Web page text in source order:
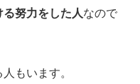
努力をした人なので
もいます。